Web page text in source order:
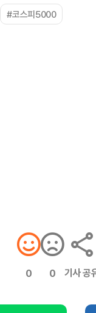
#코스피5000
0 0 기사 공